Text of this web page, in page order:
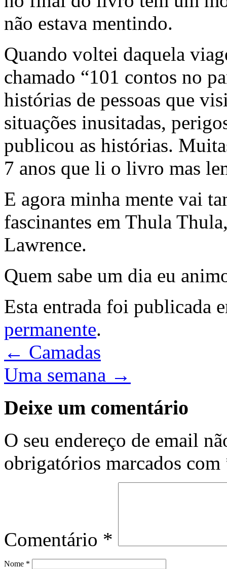
não estava mentindo.
Quando voltei daquela
chamado “101 contos no
histórias de pessoas que
situações inusitadas,
publicou as histórias.
7 anos que li o livro mas
E agora minha mente vai
fascinantes em Thula
Lawrence.
Quem sabe um dia eu
Esta entrada foi publicada
permanente.
← Camadas
Uma semana →
Deixe um comentário
O seu endereço de email
obrigatórios marcados com
Comentário *
Nome *